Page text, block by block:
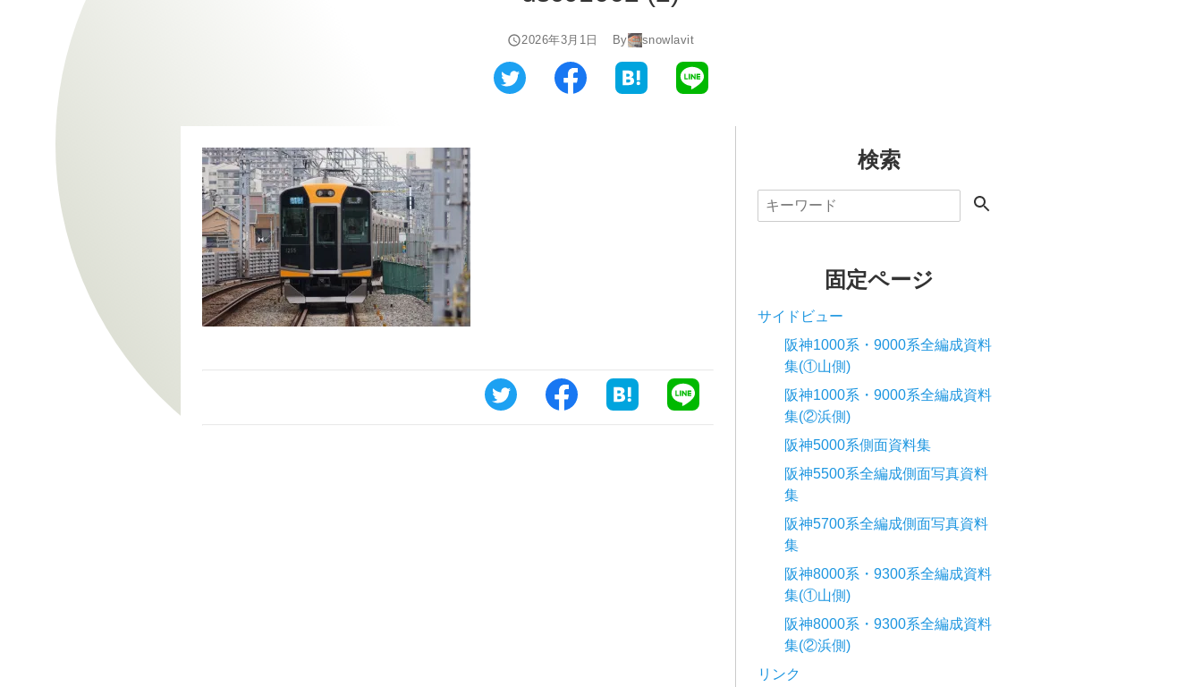
2026年3月1日 By snowlavit
検索
固定ページ
サイドビュー
阪神1000系・9000系全編成資料
集(①山側)
阪神1000系・9000系全編成資料
集(②浜側)
阪神5000系側面資料集
阪神5500系全編成側面写真資料
集
阪神5700系全編成側面写真資料
集
阪神8000系・9300系全編成資料
集(①山側)
阪神8000系・9300系全編成資料
集(②浜側)
リンク